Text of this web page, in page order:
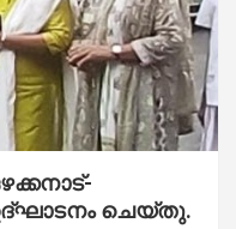
ചെയ്തു.